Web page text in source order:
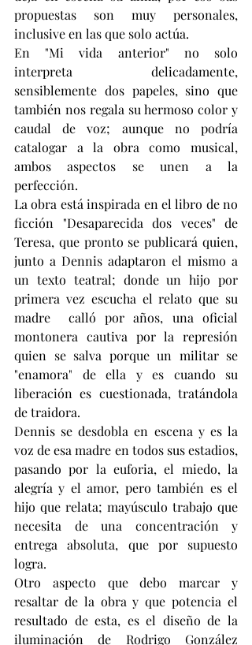
propuestas son muy personales,
inclusive en las que solo actúa.
En "Mi vida anterior" no solo
interpreta delicadamente,
sensiblemente dos papeles, sino que
también nos regala su hermoso color y
caudal de voz; aunque no podría
catalogar a la obra como musical,
ambos aspectos se unen a la
perfección.
La obra está inspirada en el libro de no
ficción "Desaparecida dos veces" de
Teresa, que pronto se publicará quien,
junto a Dennis adaptaron el mismo a
un texto teatral; donde un hijo por
primera vez escucha el relato que su
madre  calló por años, una oficial
montonera cautiva por la represión
quien se salva porque un militar se
"enamora" de ella y es cuando su
liberación es cuestionada, tratándola
de traidora.
Dennis se desdobla en escena y es la
voz de esa madre en todos sus estadios,
pasando por la euforia, el miedo, la
alegría y el amor, pero también es el
hijo que relata; mayúsculo trabajo que
necesita de una concentración y
entrega absoluta, que por supuesto
logra.
Otro aspecto que debo marcar y
resaltar de la obra y que potencia el
resultado de esta, es el diseño de la
iluminación de Rodrigo González